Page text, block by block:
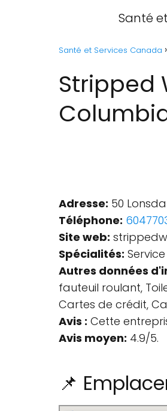
Santé
Santé et Services Canada
Stripped
Adresse: 50
Téléphone:
Site web:
Spécialités:
Autres données
fauteuil roulant,
Cartes de crédit,
Avis : Cette
Avis moyen: 4.9/5.
📌